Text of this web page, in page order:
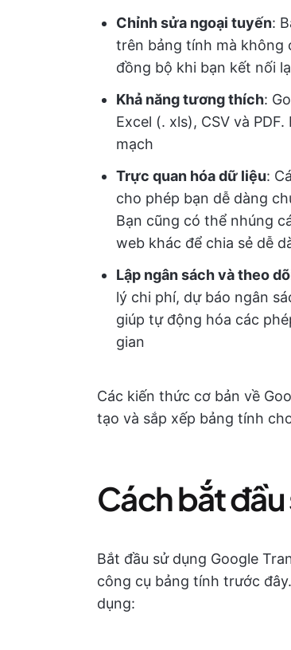
Chỉnh sửa ngoại tuyến:
trên bảng tính mà không
đồng bộ khi bạn kết nối
Khả năng tương thích:
Excel (. xls), CSV và
mạch
Trực quan hóa dữ liệu:
cho phép bạn dễ dàng
Bạn cũng có thể nhúng
web khác để chia sẻ dễ
Lập ngân sách và theo
lý chi phí, dự báo ngân
giúp tự động hóa các
gian
Các kiến thức cơ bản về
tạo và sắp xếp bảng tính
Cách bắt
Bắt đầu sử dụng Google
công cụ bảng tính trước
dụng: